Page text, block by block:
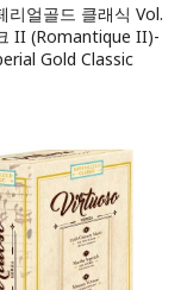
리얼골드 클래식 Vol.
II (Romantique II)-
Gold Classic